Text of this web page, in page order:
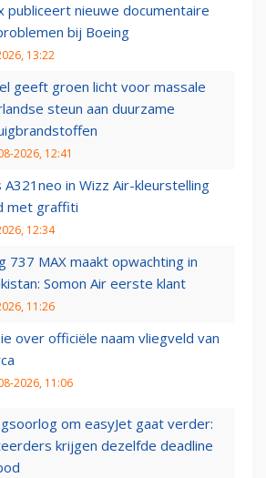
publiceert nieuwe documentaire
bij Boeing
13:22
geeft groen licht voor massale
steun aan duurzame
2026, 12:41
A321neo in Wizz Air-kleurstelling
met graffiti
12:34
737 MAX maakt opwachting in
Somon Air eerste klant
11:26
over officiële naam vliegveld van
2026, 11:06
om easyJet gaat verder:
krijgen dezelfde deadline